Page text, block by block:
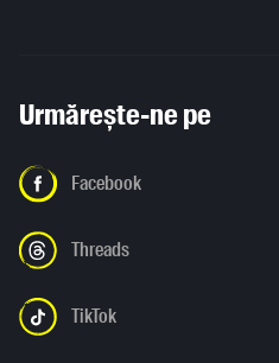
Urmărește-ne pe
Facebook
Threads
TikTok